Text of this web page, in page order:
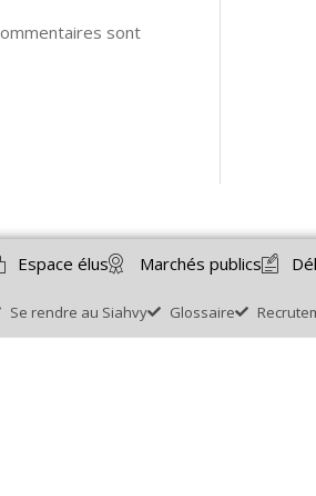
sont
Espace élus Marchés publics
Se rendre au Siahvy Glossaire